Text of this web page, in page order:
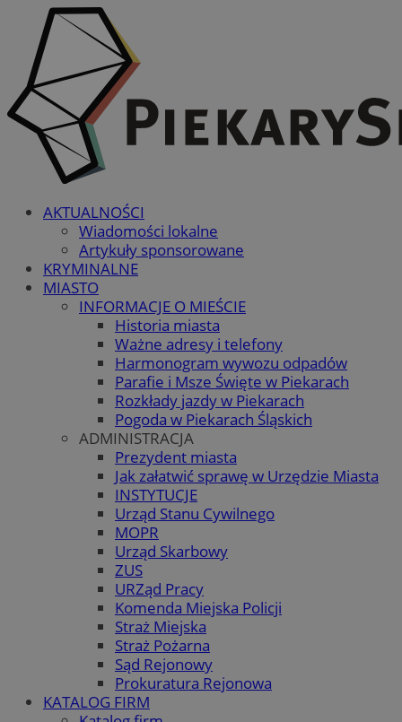
AKTUALNOŚCI
Wiadomości lokalne
Artykuły sponsorowane
KRYMINALNE
MIASTO
INFORMACJE O MIEŚCIE
Historia miasta
Ważne adresy i telefony
Harmonogram wywozu odpadów
Parafie i Msze Święte w Piekarach
Rozkłady jazdy w Piekarach
Pogoda w Piekarach Śląskich
ADMINISTRACJA
Prezydent miasta
Jak załatwić sprawę w Urzędzie Miasta
INSTYTUCJE
Urząd Stanu Cywilnego
MOPR
Urząd Skarbowy
ZUS
URZąd Pracy
Komenda Miejska Policji
Straż Miejska
Straż Pożarna
Sąd Rejonowy
Prokuratura Rejonowa
KATALOG FIRM